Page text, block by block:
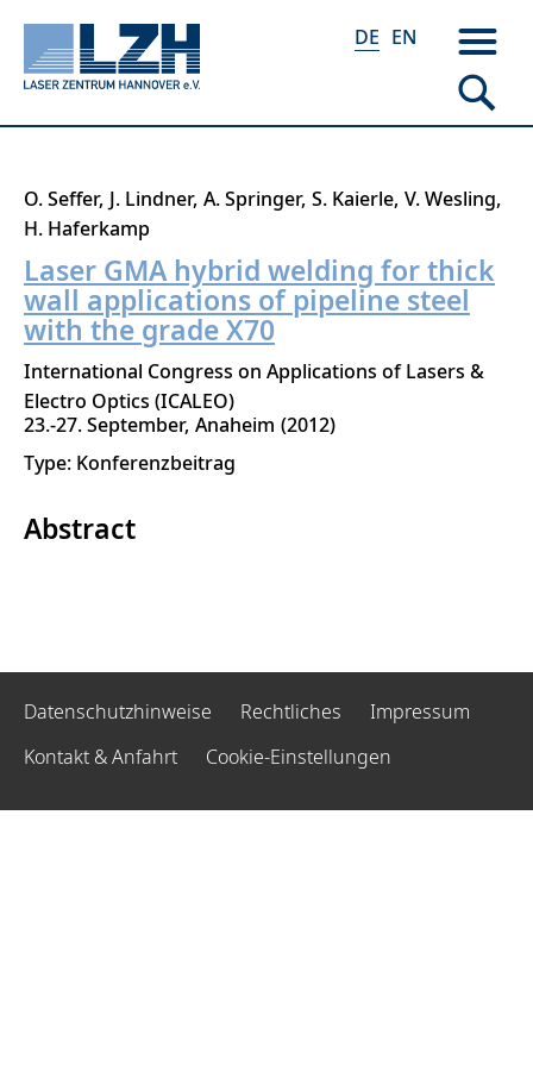
Direkt
zum
Inhalt
DE EN
O. Seffer J. Lindner A. Springer S. Kaierle V. Wesling
H. Haferkamp
Laser GMA hybrid welding for thick
wall applications of pipeline steel
with the grade X70
International Congress on Applications of Lasers &
Electro Optics (ICALEO)
23.-27. September Anaheim 2012
Type: Konferenzbeitrag
Abstract
Datenschutzhinweise Rechtliches
Impressum
Kontakt & Anfahrt
Cookie-Einstellungen